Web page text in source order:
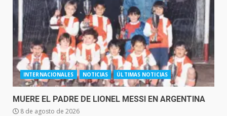
INTERNACIONALES NOTICIAS ÚLTIMAS NOTICIAS
MUERE EL PADRE DE LIONEL MESSI EN ARGENTINA
8 de agosto de 2026